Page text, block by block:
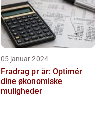
05 januar 2024
Fradrag pr år: Optimér
dine økonomiske
muligheder